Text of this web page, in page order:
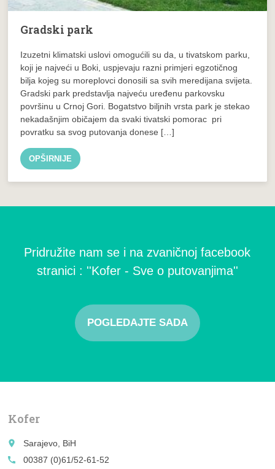
Gradski park
Izuzetni klimatski uslovi omogućili su da, u tivatskom parku,
koji je najveći u Boki, uspjevaju razni primjeri egzotičnog
bilja kojeg su moreplovci donosili sa svih meredijana svijeta.
Gradski park predstavlja najveću uređenu parkovsku
površinu u Crnoj Gori. Bogatstvo biljnih vrsta park je stekao
nekadašnjim običajem da svaki tivatski pomorac pri
povratku sa svog putovanja donese […]
OPŠIRNIJE
Pridružite nam se i na zvaničnoj facebook
stranici : ''Kofer - Sve o putovanjima''
POGLEDAJTE SADA
Kofer
place
Sarajevo, BiH
call
00387 (0)61/52-61-52